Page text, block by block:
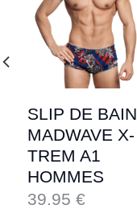
SLIP DE BAIN
MADWAVE X-
TREM A1
HOMMES
39.95€